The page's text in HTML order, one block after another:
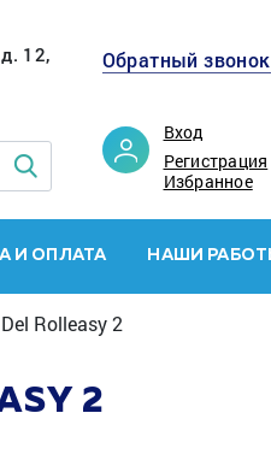
12,
Обратный звонок
Вход
Регистрация
Избранное
И ОПЛАТА НАШИ
Rolleasy 2
2